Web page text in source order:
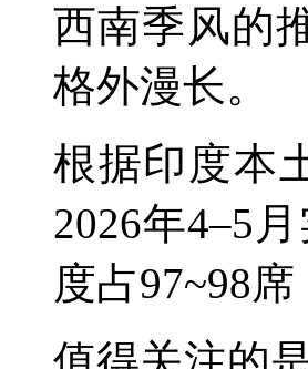
西南季风的
格外漫长。
根据印度本
2026年4–5
度占97~98